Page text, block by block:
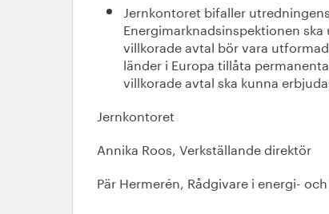
Jernkontoret bifaller
Energimarknadsinspektionen
villkorade avtal bör vara
länder i Europa tillåta
villkorade avtal ska kunna
Jernkontoret
Annika Roos, Verkställande direktör
Pär Hermerén, Rådgivare i energi-